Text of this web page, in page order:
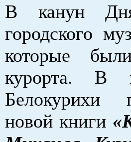
В канун Дня
городского
которые
курорта. В
Белокурихи
новой книги